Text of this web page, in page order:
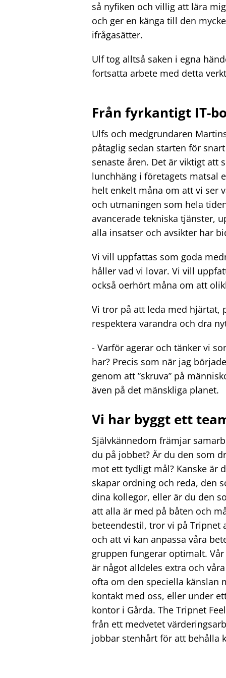
så nyfiken och villig att lära
och ger en känga till den
ifrågasätter.
Ulf tog alltså saken i egna
fortsatta arbete med detta
Från fyrkantigt IT-
Ulfs och medgrundaren
påtaglig sedan starten för
senaste åren. Det är viktigt att
lunchhäng i företagets matsal
helt enkelt måna om att vi ser
och utmaningen som hela
avancerade tekniska tjänster,
alla insatser och avsikter har
Vi vill uppfattas som goda
håller vad vi lovar. Vi vill
också oerhört måna om att
Vi tror på att leda med hjärtat,
respektera varandra och dra
- Varför agerar och tänker vi
har? Precis som när jag
genom att ”skruva” på
även på det mänskliga planet.
Vi har byggt ett
Självkännedom främjar
du på jobbet? Är du den som
mot ett tydligt mål? Kanske är
skapar ordning och reda, den
dina kollegor, eller är du den
att alla är med på båten och
beteendestil, tror vi på Tripnet
och att vi kan anpassa våra
gruppen fungerar optimalt. Vår
är något alldeles extra och
ofta om den speciella känslan
kontakt med oss, eller under
kontor i Gårda. The Tripnet
från ett medvetet
jobbar stenhårt för att behålla